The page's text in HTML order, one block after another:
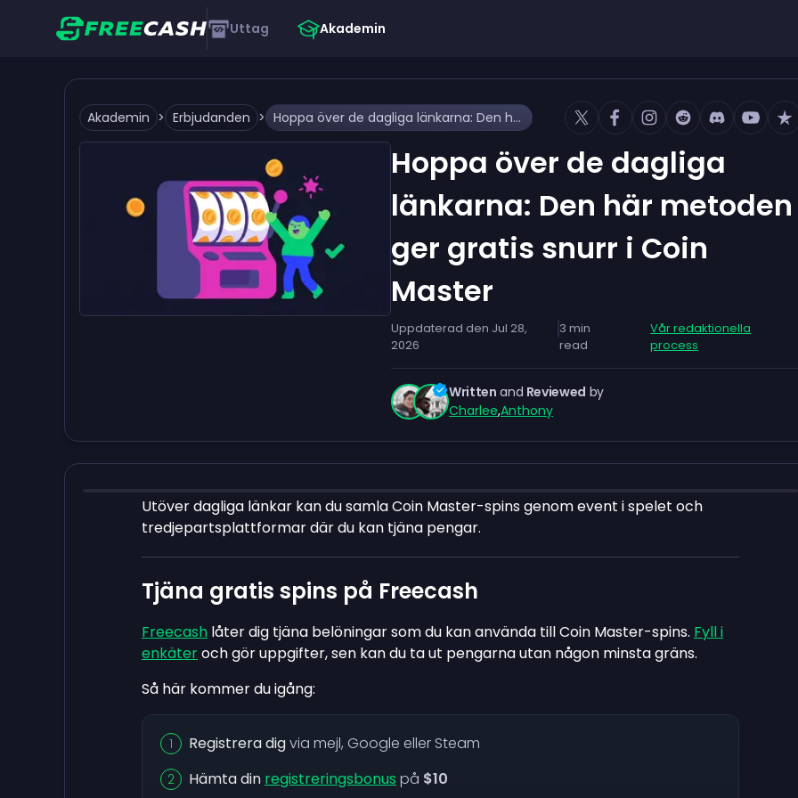
Uttag Akademin
Akademin > Erbjudanden > Hoppa över de dagliga länkarna: Den här metoden ger gratis snurr i Coin Master
Hoppa över de dagliga
länkarna: Den här metoden
ger gratis snurr i Coin
Master
Uppdaterad den Jul 28,
2026
3 min
read
Vår redaktionella
process
Written and Reviewed by
Charlee,Anthony
Utöver dagliga länkar kan du samla Coin Master-spins genom event i spelet och
tredjepartsplattformar där du kan tjäna pengar.
Tjäna gratis spins på Freecash
Freecash låter dig tjäna belöningar som du kan använda till Coin Master-spins. Fyll i
enkäteroch gör uppgifter, sen kan du ta ut pengarna utan någon minsta gräns.
Så här kommer du igång:
Registrera digvia mejl, Google eller Steam
Hämta din registreringsbonus på $10